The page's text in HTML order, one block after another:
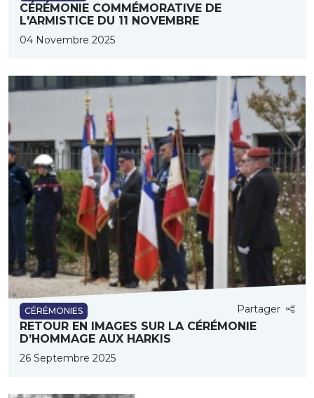
CÉRÉMONIE COMMÉMORATIVE DE
L'ARMISTICE DU 11 NOVEMBRE
04 Novembre 2025
CÉRÉMONIES Partager
RETOUR EN IMAGES SUR LA CÉRÉMONIE
D’HOMMAGE AUX HARKIS
26 Septembre 2025